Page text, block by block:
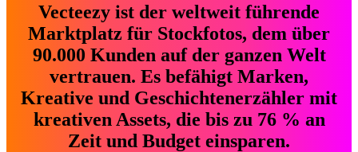
Vecteezy ist der weltweit führende
Marktplatz für Stockfotos, dem über
90.000 Kunden auf der ganzen Welt
vertrauen. Es befähigt Marken,
Kreative und Geschichtenerzähler mit
kreativen Assets, die bis zu 76 % an
Zeit und Budget einsparen.